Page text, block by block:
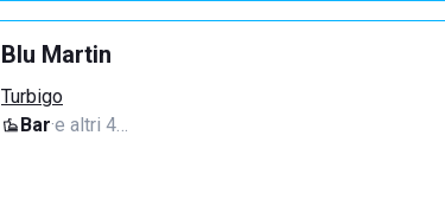
Blu Martin
Turbigo
Bar·e altri 4…